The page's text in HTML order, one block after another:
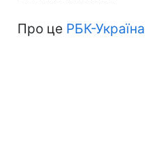
Про це РБК-Україна